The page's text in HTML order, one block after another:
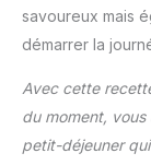
savoureux mais
démarrer la
Avec cette
du moment,
petit-déjeuner